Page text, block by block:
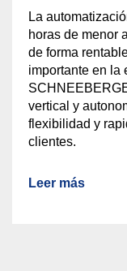
La
horas de menor
de forma
importante en la
vertical y
flexibilidad y
clientes.
Leer más